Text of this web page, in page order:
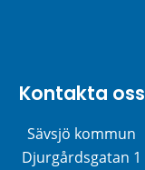
Kontakta oss
Sävsjö kommun
Djurgårdsgatan 1